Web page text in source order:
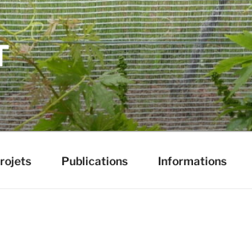
Publications Informations